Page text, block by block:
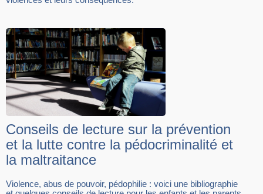
Conseils de lecture sur la prévention
et la lutte contre la pédocriminalité et
la maltraitance
Violence, abus de pouvoir, pédophilie : voici une bibliographie